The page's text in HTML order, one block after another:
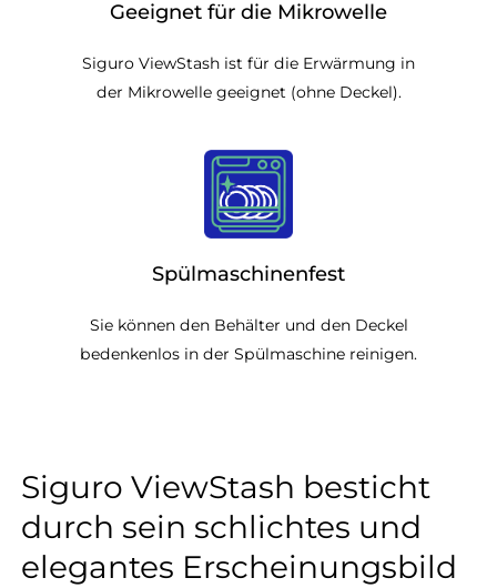
Geeignet für die Mikrowelle
Siguro ViewStash ist für die Erwärmung in
der Mikrowelle geeignet (ohne Deckel).
Spülmaschinenfest
Sie können den Behälter und den Deckel
bedenkenlos in der Spülmaschine reinigen.
Siguro ViewStash besticht
durch sein schlichtes und
elegantes Erscheinungsbild